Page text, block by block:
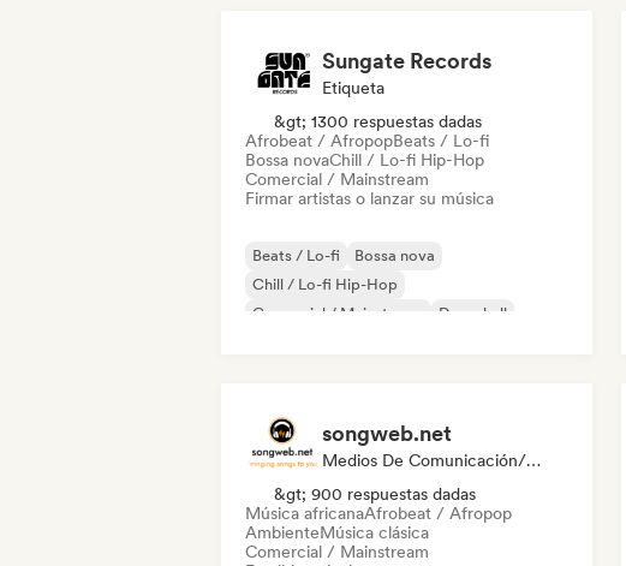
Sungate Records
Etiqueta
&gt; 1300 respuestas dadas
Afrobeat / AfropopBeats / Lo-fi
Bossa novaChill / Lo-fi Hip-Hop
Comercial / Mainstream
Firmar artistas o lanzar su música
Beats / Lo-fi
Bossa nova
Chill / Lo-fi Hip-Hop
Comercial / Mainstream
Dancehall
songweb.net
Medios De Comunicación/Periodista
&gt; 900 respuestas dadas
Música africanaAfrobeat / Afropop
AmbienteMúsica clásica
Comercial / Mainstream